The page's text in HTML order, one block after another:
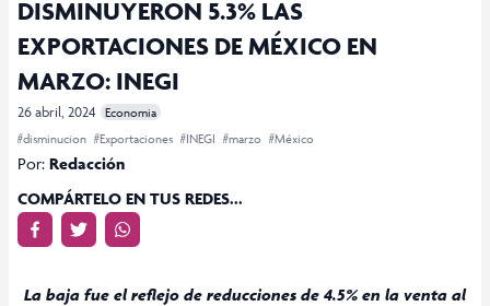
DISMINUYERON 5.3% LAS
EXPORTACIONES DE MÉXICO EN
MARZO: INEGI
26 abril, 2024 Economia
#disminucion #Exportaciones #INEGI #marzo #México
Por: Redacción
COMPÁRTELO EN TUS REDES...
La baja fue el reflejo de reducciones de 4.5% en la venta al